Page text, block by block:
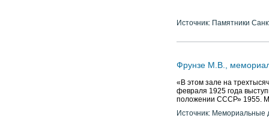
Источник: Памятники
Фрунзе М.В.,
«В этом зале на
февраля 1925 года
положении СССР» 1955.
Источник: Мемориальные